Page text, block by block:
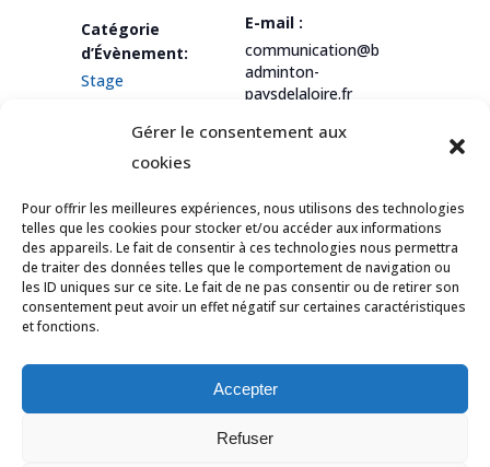
Gérer le consentement aux
cookies
Pour offrir les meilleures expériences, nous utilisons des technologies
telles que les cookies pour stocker et/ou accéder aux informations
des appareils. Le fait de consentir à ces technologies nous permettra
de traiter des données telles que le comportement de navigation ou
les ID uniques sur ce site. Le fait de ne pas consentir ou de retirer son
consentement peut avoir un effet négatif sur certaines caractéristiques
et fonctions.
Accepter
Refuser
Catégorie
d’Évènement:
Stage
E-mail :
communication@b
adminton-
paysdelaloire.fr
Voir le site
Tournoi Viviane
Bonnay
Défi Régional Poussin –
Journée 2
la Loire de Badminton -
-Données personnelles